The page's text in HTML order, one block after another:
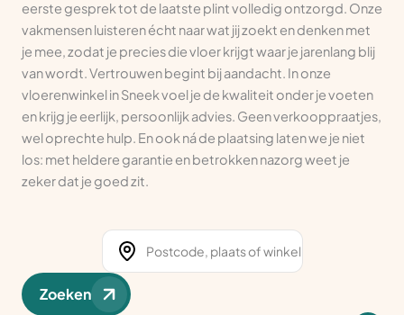
eerste gesprek tot de laatste plint volledig ontzorgd. Onze
vakmensen luisteren écht naar wat jij zoekt en denken met
je mee, zodat je precies die vloer krijgt waar je jarenlang blij
van wordt. Vertrouwen begint bij aandacht. In onze
vloerenwinkel in Sneek voel je de kwaliteit onder je voeten
en krijg je eerlijk, persoonlijk advies. Geen verkooppraatjes,
wel oprechte hulp. En ook ná de plaatsing laten we je niet
los: met heldere garantie en betrokken nazorg weet je
zeker dat je goed zit.
Zoeken